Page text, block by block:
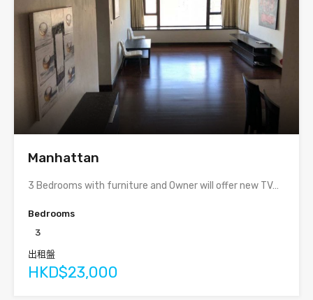
Manhattan
3 Bedrooms with furniture and Owner will offer new TV…
Bedrooms
3
出租盤
HKD$23,000